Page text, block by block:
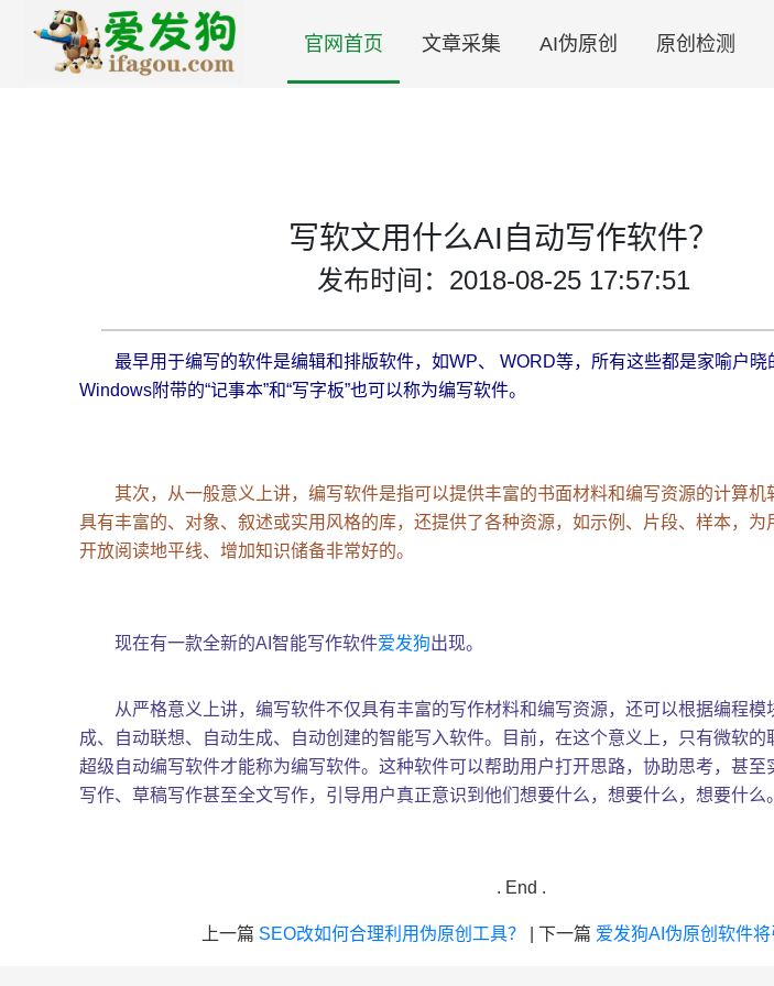
官网首页 文章采集 AI伪原创 原创检测
写软文用什么AI自动写作软件？
发布时间：2018-08-25 17:57:51
最早用于编写的软件是编辑和排版软件，如WP、 WORD等，所有这些都是家喻户晓
Windows附带的“记事本”和“写字板”也可以称为编写软件。
其次，从一般意义上讲，编写软件是指可以提供丰富的书面材料和编写资源的计算机
具有丰富的、对象、叙述或实用风格的库，还提供了各种资源，如示例、片段、样本，为
开放阅读地平线、增加知识储备非常好的。
现在有一款全新的AI智能写作软件爱发狗出现。
从严格意义上讲，编写软件不仅具有丰富的写作材料和编写资源，还可以根据编程模
成、自动联想、自动生成、自动创建的智能写入软件。目前，在这个意义上，只有微软的
超级自动编写软件才能称为编写软件。这种软件可以帮助用户打开思路，协助思考，甚至​​
写作、草稿写作甚至全文写作，引导用户真正意识到他们想要什么，想要什么，想要什么。
. End .
上一篇 SEO改如何合理利用伪原创工具？ 下一篇 爱发狗AI伪原创软件